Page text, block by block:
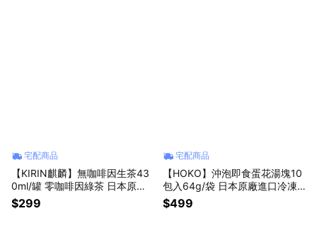
宅配商品
【KIRIN麒麟】無咖啡因生茶43
0ml/罐 零咖啡因綠茶 日本原裝
進口食品 專利去咖啡因技術 茶
葉回甘 父親節禮物 男女友禮物
$299
宅配商品
【HOKO】沖泡即食蛋花湯塊10
包入64g/袋 日本原廠進口冷凍
乾燥海帶湯雞蛋湯常溫保存海帶
蛋花湯日本國產雞蛋低卡路里低
$499